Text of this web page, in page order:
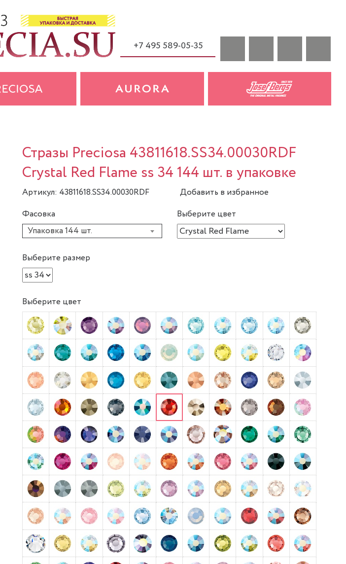
+7 495 589-05-35
Стразы Preciosa 43811618.SS34.00030RDF
Crystal Red Flame ss 34 144 шт. в упаковке
Артикул: 43811618.SS34.00030RDF
Добавить в избранное
Фасовка
Упаковка 144 шт.
Выберите цвет
Выберите размер
Выберите цвет